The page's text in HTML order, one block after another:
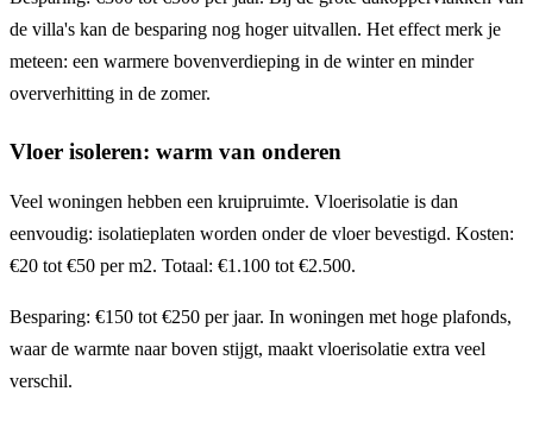
de villa's kan de besparing nog hoger uitvallen. Het effect merk je
meteen: een warmere bovenverdieping in de winter en minder
oververhitting in de zomer.
Vloer isoleren: warm van onderen
Veel woningen hebben een kruipruimte. Vloerisolatie is dan
eenvoudig: isolatieplaten worden onder de vloer bevestigd. Kosten:
€20 tot €50 per m2. Totaal: €1.100 tot €2.500.
Besparing: €150 tot €250 per jaar. In woningen met hoge plafonds,
waar de warmte naar boven stijgt, maakt vloerisolatie extra veel
verschil.